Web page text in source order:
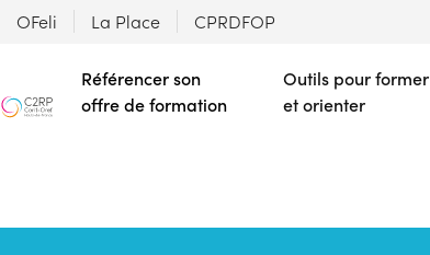
OFeli La Place CPRDFOP
Référencer son
offre de formation
Outils pour former
et orienter